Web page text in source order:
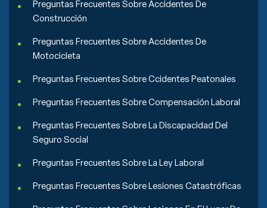
Preguntas Frecuentes Sobre Accidentes De
Construcción
Preguntas Frecuentes Sobre Accidentes De
Motocicleta
Preguntas Frecuentes Sobre Ccidentes Peatonales
Preguntas Frecuentes Sobre Compensación Laboral
Preguntas Frecuentes Sobre La Discapacidad Del
Seguro Social
Preguntas Frecuentes Sobre La Ley Laboral
Preguntas Frecuentes Sobre Lesiones Catastróficas